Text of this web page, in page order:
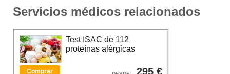
Servicios médicos relacionados